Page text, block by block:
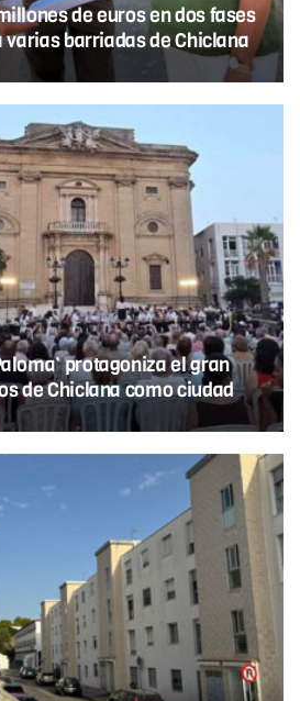
de euros en dos fases
barriadas de Chiclana
protagoniza el gran
de Chiclana como ciudad